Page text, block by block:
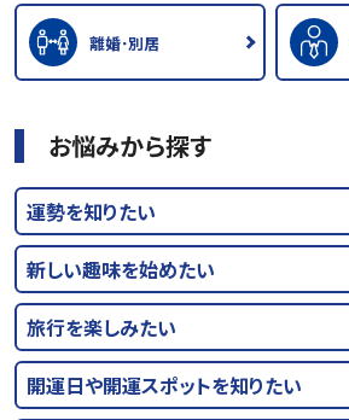
離婚･別居
お悩みから探す
運勢を知りたい
新しい趣味を始めたい
旅行を楽しみたい
開運日や開運スポットを知りたい